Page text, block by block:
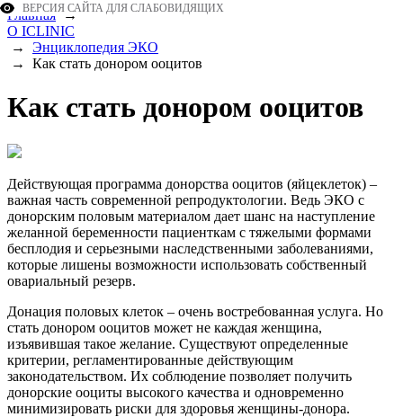
ВЕРСИЯ САЙТА ДЛЯ СЛАБОВИДЯЩИХ
Главная→
О ICLINIC
→ Энциклопедия ЭКО
→ Как стать донором ооцитов
Как стать донором ооцитов
Действующая программа донорства ооцитов (яйцеклеток) –
важная часть современной репродуктологии. Ведь ЭКО с
донорским половым материалом дает шанс на наступление
желанной беременности пациенткам с тяжелыми формами
бесплодия и серьезными наследственными заболеваниями,
которые лишены возможности использовать собственный
овариальный резерв.
Донация половых клеток – очень востребованная услуга. Но
стать донором ооцитов может не каждая женщина,
изъявившая такое желание. Существуют определенные
критерии, регламентированные действующим
законодательством. Их соблюдение позволяет получить
донорские ооциты высокого качества и одновременно
минимизировать риски для здоровья женщины-донора.